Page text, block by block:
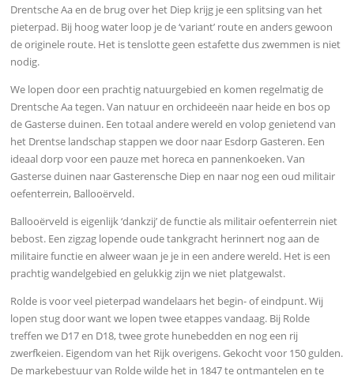
Drentsche Aa en de brug over het Diep krijg je een splitsing van het
pieterpad. Bij hoog water loop je de ‘variant’ route en anders gewoon
de originele route. Het is tenslotte geen estafette dus zwemmen is niet
nodig.
We lopen door een prachtig natuurgebied en komen regelmatig de
Drentsche Aa tegen. Van natuur en orchideeën naar heide en bos op
de Gasterse duinen. Een totaal andere wereld en volop genietend van
het Drentse landschap stappen we door naar Esdorp Gasteren. Een
ideaal dorp voor een pauze met horeca en pannenkoeken. Van
Gasterse duinen naar Gasterensche Diep en naar nog een oud militair
oefenterrein, Ballooërveld.
Ballooërveld is eigenlijk ‘dankzij’ de functie als militair oefenterrein niet
bebost. Een zigzag lopende oude tankgracht herinnert nog aan de
militaire functie en alweer waan je je in een andere wereld. Het is een
prachtig wandelgebied en gelukkig zijn we niet platgewalst.
Rolde is voor veel pieterpad wandelaars het begin- of eindpunt. Wij
lopen stug door want we lopen twee etappes vandaag. Bij Rolde
treffen we D17 en D18, twee grote hunebedden en nog een rij
zwerfkeien. Eigendom van het Rijk overigens. Gekocht voor 150 gulden.
De markebestuur van Rolde wilde het in 1847 te ontmantelen en te